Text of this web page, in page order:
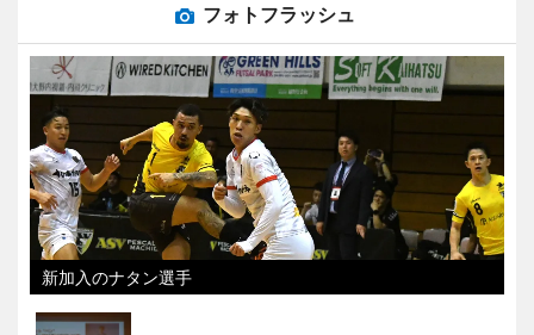
フォトフラッシュ
新加入のナタン選手